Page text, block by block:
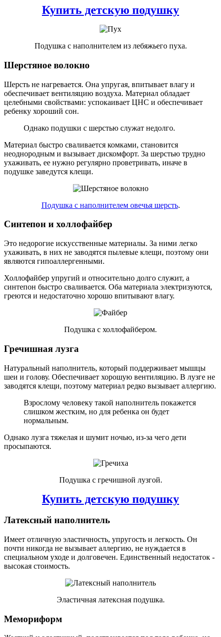
Купить детскую подушку
Подушка с наполнителем из лебяжьего пуха.
Шерстяное волокно
Шерсть не нагревается. Она упругая, впитывает влагу и
обеспечивает вентиляцию воздуха. Материал обладает
целебными свойствами: успокаивает ЦНС и обеспечивает
ребенку хороший сон.
Однако подушки с шерстью служат недолго.
Материал быстро сваливается комками, становится
неоднородным и вызывает дискомфорт. За шерстью трудно
ухаживать, ее нужно регулярно проветривать, иначе в
подушке заведутся клещи.
Подушка с наполнителем овечья шерсть.
Синтепон и холлофайбер
Это недорогие искусственные материалы. За ними легко
ухаживать, в них не заводятся пылевые клещи, поэтому они
являются гипоаллергенными.
Холлофайбер упругий и относительно долго служит, а
синтепон быстро сваливается. Оба материала электризуются,
греются и недостаточно хорошо впитывают влагу.
Подушка с холлофайбером.
Гречишная лузга
Натуральный наполнитель, который поддерживает мышцы
шеи и голову. Обеспечивает хорошую вентиляцию. В лузге не
заводятся клещи, поэтому материал редко вызывает аллергию.
Взрослому человеку такой наполнитель покажется
слишком жестким, но для ребенка он будет
нормальным.
Однако лузга тяжелая и шумит ночью, из-за чего дети
просыпаются.
Подушка с гречишной лузгой.
Купить детскую подушку
Латексный наполнитель
Имеет отличную эластичность, упругость и легкость. Он
почти никогда не вызывает аллергию, не нуждается в
специальном уходе и долговечен. Единственный недостаток -
высокая стоимость.
Эластичная латексная подушка.
Мемориформ